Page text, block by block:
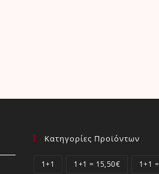
Κατηγορίες Προϊόντων
1+1 1+1 = 15,50€ 1+1